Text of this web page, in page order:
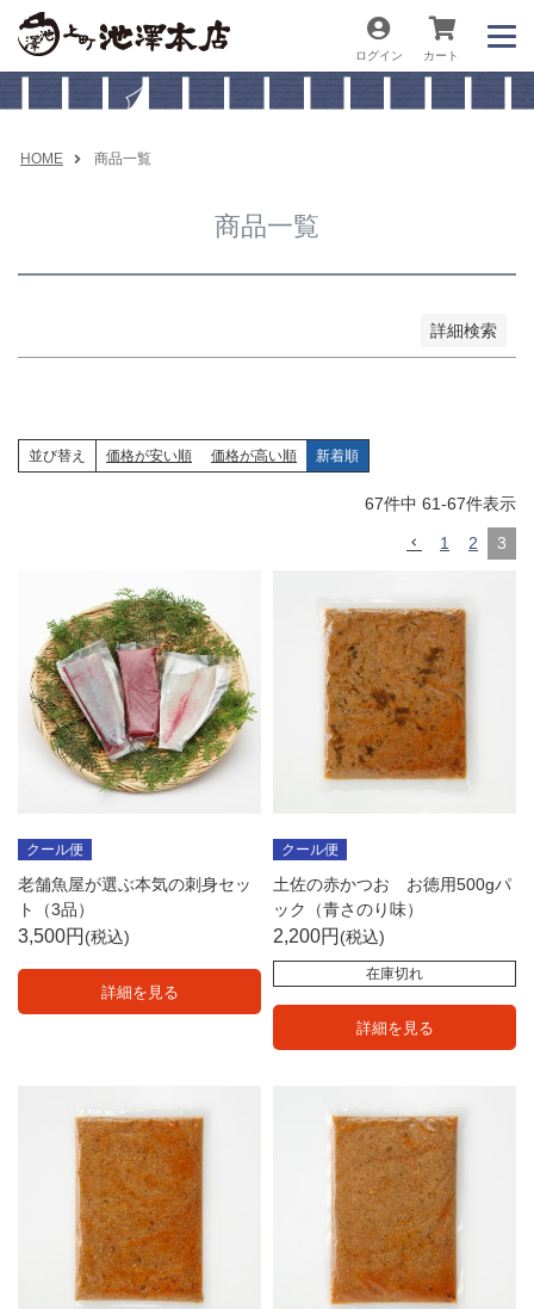
ログイン カート
HOME 商品一覧
商品一覧
詳細検索
予約商品
予約商品のみを表示
新着順
キーワードヒット順
検索
並び替え 価格が安い順 価格が高い順 新着順
67件中 61-67件表示
1 2 3
クール便
老舗魚屋が選ぶ本気の刺身セッ
ト（3品）
3,500 税込
詳細を見る
クール便
土佐の赤かつお お徳用500gパ
ック（青さのり味）
2,200 税込
在庫切れ
詳細を見る